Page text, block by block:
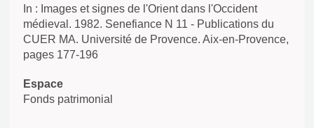
In : Images et signes de l'Orient dans l'Occident
médieval. 1982. Senefiance N 11 - Publications du
CUER MA. Université de Provence. Aix-en-Provence,
pages 177-196
Espace
Fonds patrimonial